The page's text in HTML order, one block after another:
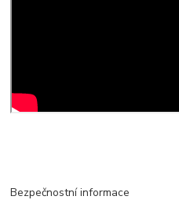
Bezpečnostní informace